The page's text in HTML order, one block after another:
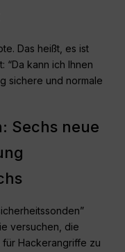
Das heißt, es ist
“Da kann ich Ihnen
sichere und normale
Sechs neue
versuchen, die
Hackerangriffe zu